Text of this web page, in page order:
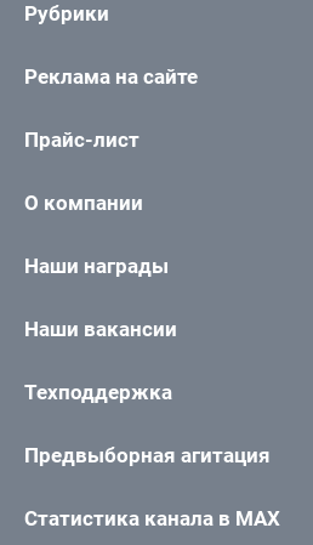
Рубрики
Реклама на сайте
Прайс-лист
О компании
Наши награды
Наши вакансии
Техподдержка
Предвыборная агитация
Статистика канала в MAX